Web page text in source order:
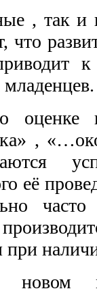
, так и
что
,
её
при